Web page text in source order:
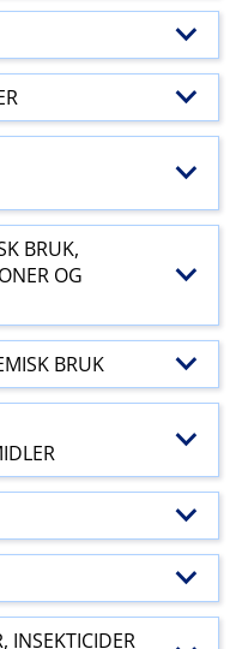
BRUK,
OG
BRUK
INSEKTICIDER